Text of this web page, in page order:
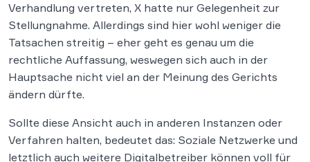
Verhandlung vertreten, X hatte nur Gelegenheit zur
Stellungnahme. Allerdings sind hier wohl weniger die
Tatsachen streitig – eher geht es genau um die
rechtliche Auffassung, weswegen sich auch in der
Hauptsache nicht viel an der Meinung des Gerichts
ändern dürfte.
Sollte diese Ansicht auch in anderen Instanzen oder
Verfahren halten, bedeutet das: Soziale Netzwerke und
letztlich auch weitere Digitalbetreiber können voll für